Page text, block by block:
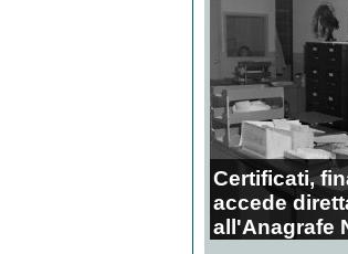
Certificati,
accede
all'Anagrafe